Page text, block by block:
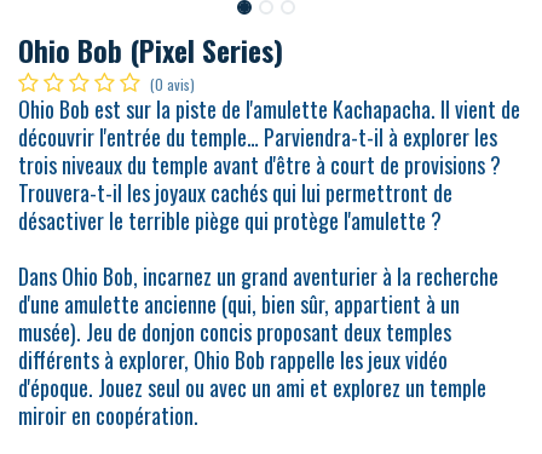
Ohio Bob (Pixel Series)
(0 avis)
Ohio Bob est sur la piste de l'amulette Kachapacha. Il vient de
découvrir l'entrée du temple… Parviendra-t-il à explorer les
trois niveaux du temple avant d'être à court de provisions ?
Trouvera-t-il les joyaux cachés qui lui permettront de
désactiver le terrible piège qui protège l'amulette ?
Dans Ohio Bob, incarnez un grand aventurier à la recherche
d'une amulette ancienne (qui, bien sûr, appartient à un
musée). Jeu de donjon concis proposant deux temples
différents à explorer, Ohio Bob rappelle les jeux vidéo
d'époque. Jouez seul ou avec un ami et explorez un temple
miroir en coopération.